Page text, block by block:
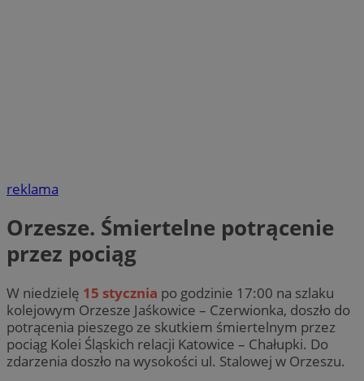
reklama
Orzesze. Śmiertelne potrącenie
przez pociąg
W niedzielę 15 stycznia po godzinie 17:00 na szlaku
kolejowym Orzesze Jaśkowice – Czerwionka, doszło do
potrącenia pieszego ze skutkiem śmiertelnym przez
pociąg Kolei Śląskich relacji Katowice – Chałupki. Do
zdarzenia doszło na wysokości ul. Stalowej w Orzeszu.